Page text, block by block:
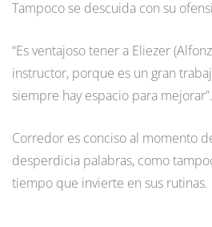
Tampoco se descuida con su
“Es ventajoso tener a Eliezer
instructor, porque es un gran
siempre hay espacio para mejorar”.
Corredor es conciso al momento
desperdicia palabras, como
tiempo que invierte en sus rutinas.